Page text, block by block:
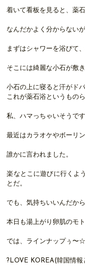
着いて看板を見ると、薬
なんだかよく分からない
まずはシャワーを浴びて
そこには綺麗な小石が敷
小石の上に寝ると汗がド
これが薬石浴というものら
私、ハマっちゃいそうです
最近はカラオケやボーリ
誰かに言われました。
楽なとこに遊びに行くよ
とだ。
でも、気持ちいいんだか
本日も湯上がり卵肌のモ
では、ラインナップぅ〜☆
?LOVE KOREA(韓国情報